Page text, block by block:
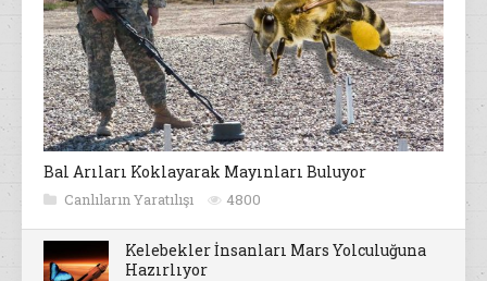
Bal Arıları Koklayarak Mayınları Buluyor
Canlıların Yaratılışı 4800
Kelebekler İnsanları Mars Yolculuğuna
Hazırlıyor